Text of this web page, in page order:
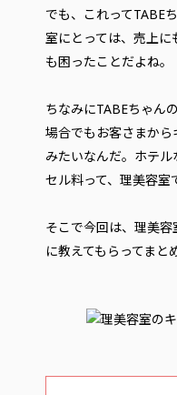
でも、これってTABE
室にとっては、売上
も困ったことだよね。
ちなみにTABEちゃん
場合でもお客さまか
みたいなんだ。ホテ
セル料って、理美容室
そこで今回は、理美
に教えてもらってまと